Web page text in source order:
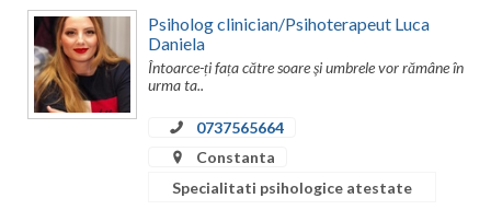
Bucuresti
Buzau
Calarasi
Psiholog clinician/Psihoterapeut Luca
Daniela
Întoarce-ți fața către soare și umbrele vor rămâne în
urma ta..
0737565664
Constanta
Specialitati psihologice atestate